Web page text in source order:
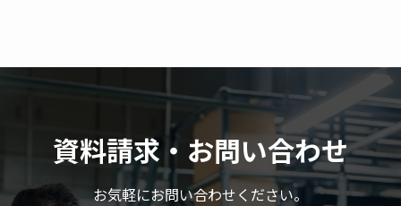
資料請求・お問い合わせ
お気軽にお問い合わせください。